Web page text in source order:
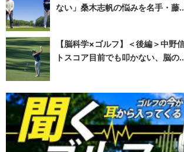
ない」桑木志帆の悩みを名手・藤
【脳科学×ゴルフ】＜後編＞中野
トスコア目前でも叩かない、脳の